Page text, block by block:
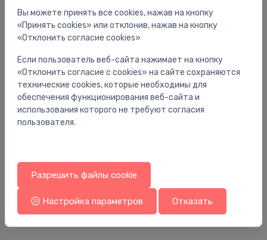
571.10 €
Вы можете принять все cookies, нажав на кнопку
«Принять cookies» или отклонив, нажав на кнопку
«Отклонить согласие cookies»
Если пользователь веб-сайта нажимает на кнопку
«Отклонить согласие с cookies» на сайте сохраняются
технические cookies, которые необходимы для
обеспечения функционирования веб-сайта и
использования которого не требуют согласия
пользователя.
Разрешить файлы cookie
Настройка параметров Отказать